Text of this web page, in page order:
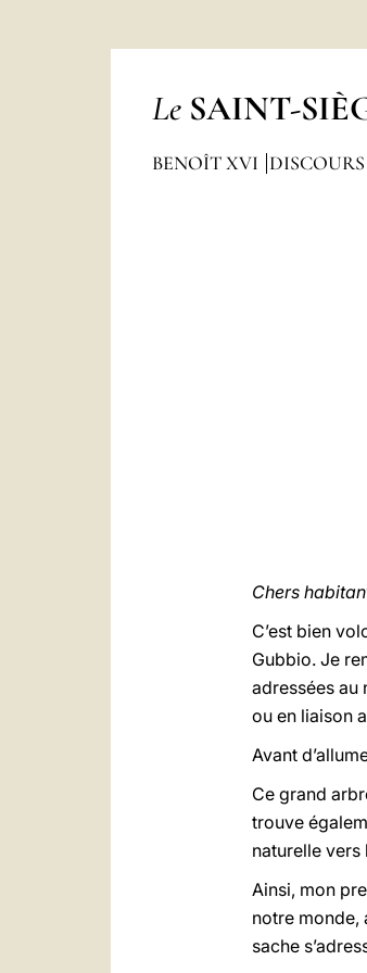
Le SAINT-
BENOÎT XVI DISCOURS
Chers
C’est bien
Gubbio. Je
adressées au
ou en liaison
Avant
Ce grand
trouve
naturelle vers
Ainsi, mon
notre monde,
sache